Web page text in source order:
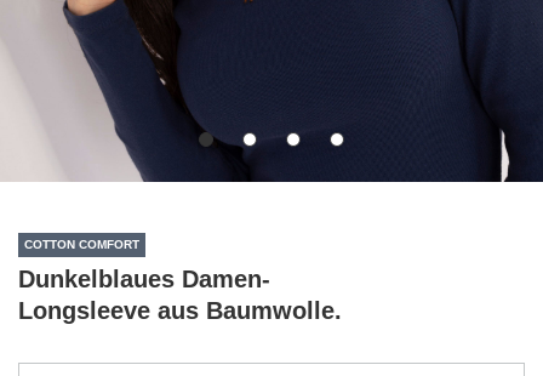
COTTON COMFORT
Dunkelblaues Damen-
Longsleeve aus Baumwolle.